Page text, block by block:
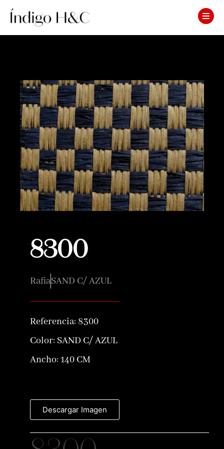
8300
RafiaSAND C/ AZUL
Referencia: 8300
Color: SAND C/ AZUL
Ancho: 140 CM
Descargar Imagen